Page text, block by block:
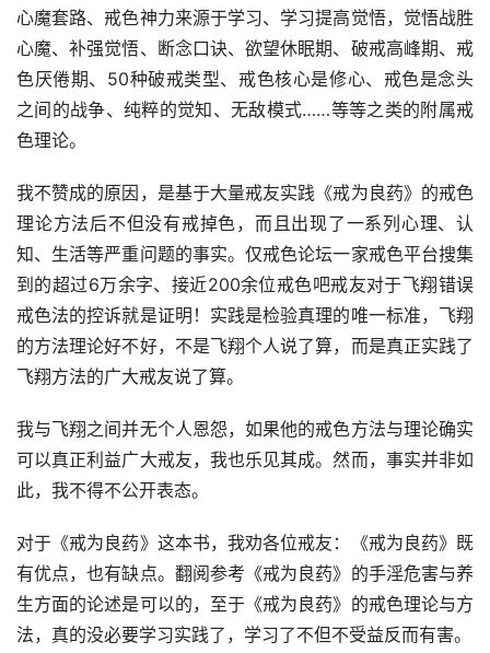
心魔套路、戒色神力来源于学习、学习提高觉悟，觉悟战胜
心魔、补强觉悟、断念口诀、欲望休眠期、破戒高峰期、戒
色厌倦期、50种破戒类型、戒色核心是修心、戒色是念头
之间的战争、纯粹的觉知、无敌模式……等等之类的附属戒
色理论。
我不赞成的原因，是基于大量戒友实践《戒为良药》的戒色
理论方法后不但没有戒掉色，而且出现了一系列心理、认
知、生活等严重问题的事实。仅戒色论坛一家戒色平台搜集
到的超过6万余字、接近200余位戒色吧戒友对于飞翔错误
戒色法的控诉就是证明！实践是检验真理的唯一标准，飞翔
的方法理论好不好，不是飞翔个人说了算，而是真正实践了
飞翔方法的广大戒友说了算。
我与飞翔之间并无个人恩怨，如果他的戒色方法与理论确实
可以真正利益广大戒友，我也乐见其成。然而，事实并非如
此，我不得不公开表态。
对于《戒为良药》这本书，我劝各位戒友：《戒为良药》既
有优点，也有缺点。翻阅参考《戒为良药》的手淫危害与养
生方面的论述是可以的，至于《戒为良药》的戒色理论与方
法，真的没必要学习实践了，学习了不但不受益反而有害。